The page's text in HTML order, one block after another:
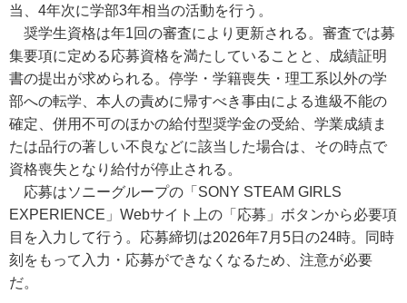
当、4年次に学部3年相当の活動を行う。
奨学生資格は年1回の審査により更新される。審査では募
集要項に定める応募資格を満たしていることと、成績証明
書の提出が求められる。停学・学籍喪失・理工系以外の学
部への転学、本人の責めに帰すべき事由による進級不能の
確定、併用不可のほかの給付型奨学金の受給、学業成績ま
たは品行の著しい不良などに該当した場合は、その時点で
資格喪失となり給付が停止される。
応募はソニーグループの「SONY STEAM GIRLS
EXPERIENCE」Webサイト上の「応募」ボタンから必要項
目を入力して行う。応募締切は2026年7月5日の24時。同時
刻をもって入力・応募ができなくなるため、注意が必要
だ。